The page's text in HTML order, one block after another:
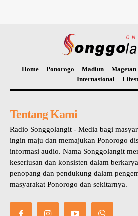
Home Ponorogo Madiun Magetan
Internasional
Tentang Kami
Radio Songgolangit - Media bagi
ingin maju dan memajukan Ponorogo
informasi audio. Nama Songgolangit
keseriusan dan konsisten dalam
penopang dan pendukung dalam
masyarakat Ponorogo dan sekitarnya.